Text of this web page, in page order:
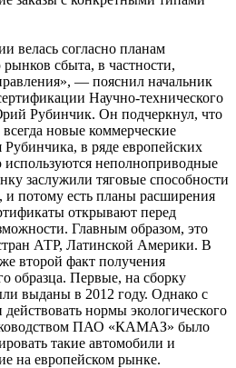
велась согласно планам
сбыта, в частности,
— пояснил начальник
Научно-технического
Рубинчик. Он подчеркнул, что
новые коммерческие
в ряде европейских
используются неполноприводные
заслужили тяговые способности
и потому есть планы расширения
открывают перед
Главным образом, это
АТР, Латинской Америки. В
второй факт получения
образца. Первые, на сборку
выданы в 2012 году. Однако с
нормы экологического
ПАО «КАМАЗ» было
такие автомобили и
на европейском рынке.